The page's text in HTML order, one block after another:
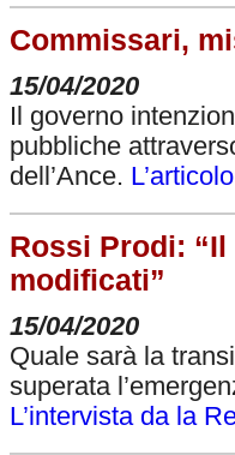
Commissari,
15/04/2020
Il governo
pubbliche
dell’Ance.
Rossi Prodi:
modificati”
15/04/2020
Quale sarà la
superata
L’intervista da la